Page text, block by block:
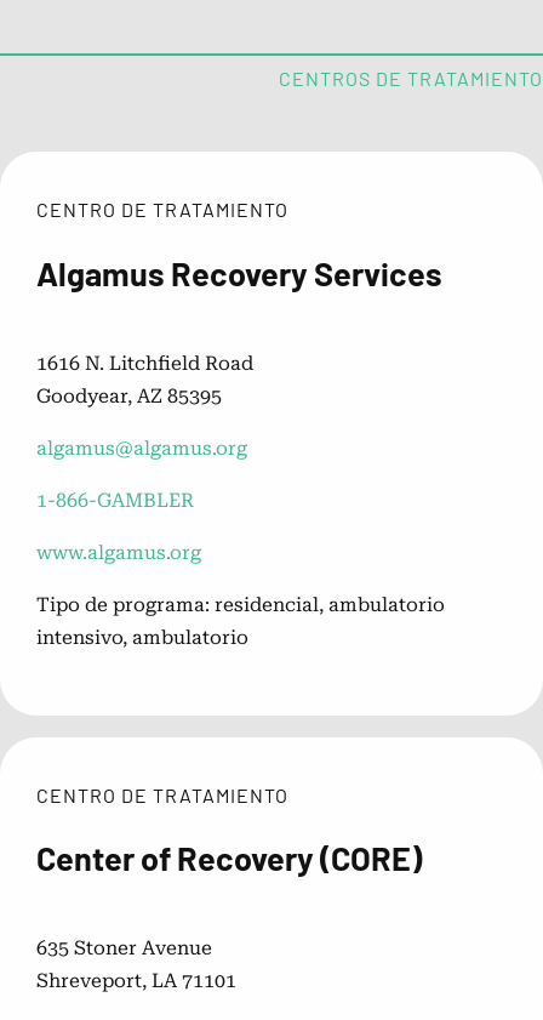
ludopatía?
Autoevaluación de problemas con
el juego
Ayuda por estado
Opciones de tratamiento para los
problemas con el juego
Cómo elegir el programa de
tratamiento ideal
Directorio de consejeros de juego
Centros de tratamiento de
problemas con el juego
Recursos de apoyo entre pares
CENTROS DE TRATAMIENTO
CENTRO DE TRATAMIENTO
Algamus Recovery Services
1616 N. Litchfield Road
Goodyear, AZ 85395
algamus@algamus.org
1-866-GAMBLER
www.algamus.org
Tipo de programa: residencial, ambulatorio
intensivo, ambulatorio
CENTRO DE TRATAMIENTO
Center of Recovery (CORE)
635 Stoner Avenue
Shreveport, LA 71101